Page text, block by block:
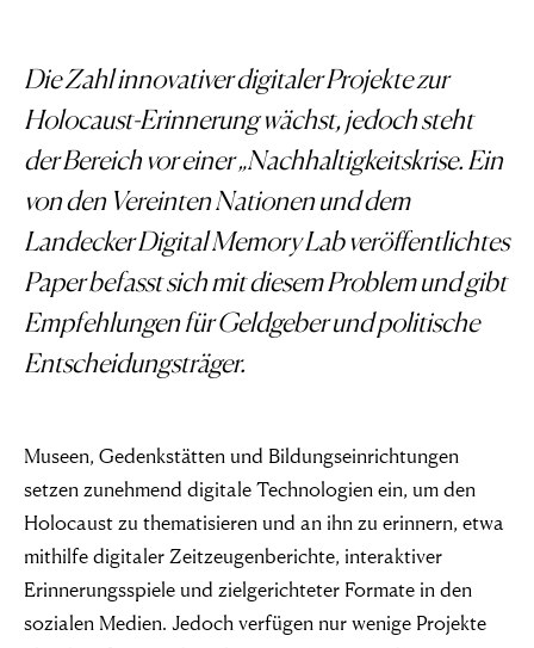
DieZahl innovativer digitaler Projekte zur
Holocaust-Erinnerung wächst, jedoch steht
der Bereich vor einer „Nachhaltigkeitskrise. Ein
von den Vereinten Nationen und dem
Landecker Digital Memory Lab veröffentlichtes
Paper befasst sich mit diesem Problem und gibt
Empfehlungen für Geldgeber und politische
Entscheidungsträger.
Museen, Gedenkstätten und Bildungseinrichtungen
setzen zunehmend digitale Technologien ein, um den
Holocaust zu thematisieren und an ihn zu erinnern, etwa
mithilfe digitaler Zeitzeugenberichte, interaktiver
Erinnerungsspiele und zielgerichteter Formate in den
sozialen Medien. Jedoch verfügen nur wenige Projekte